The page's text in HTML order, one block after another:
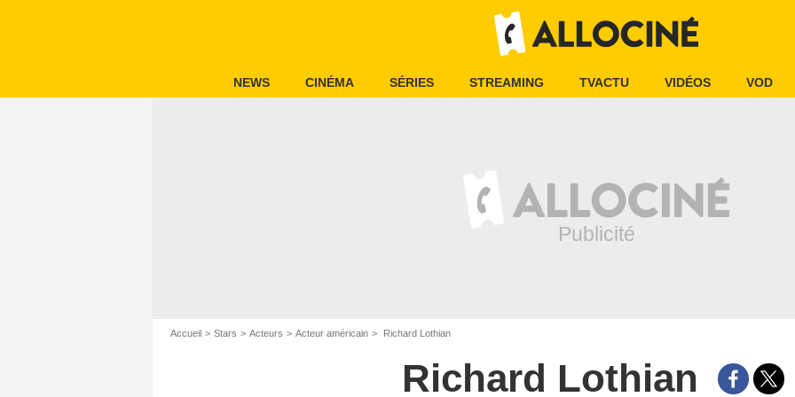
NEWS CINÉMA SÉRIES STREAMING TVACTU VIDÉOS VOD
Accueil Stars Acteurs Acteur américain Richard Lothian
Richard Lothian